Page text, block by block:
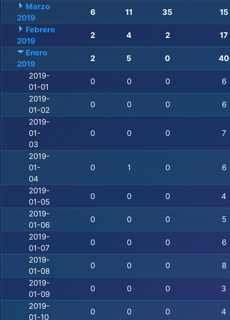
Marzo
2019
6 11 35
15
Febrero
2019
2 4 2
17
Enero
2019
2 5 0
40
2019-
01-01
0 0 0
6
2019-
01-02
0 0 0
6
2019-
01-
03
0 0 0 7
2019-
01-
04
0 1 0 6
2019-
01-05
0 0 0
4
2019-
01-06
0 0 0
5
2019-
01-07
0 0 0
6
2019-
01-08
0 0 0
8
2019-
01-09
0 0 0
3
2019-
01-10
0 0 0
4